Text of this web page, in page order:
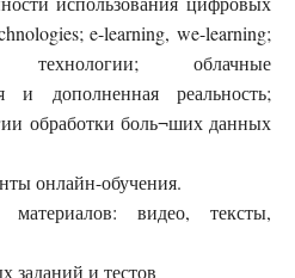
e-learning, we-learning;
технологии; облачные
и дополненная реальность;
обработки боль¬ших данных
онлайн-обучения.
видео, тексты,
заданий и тестов